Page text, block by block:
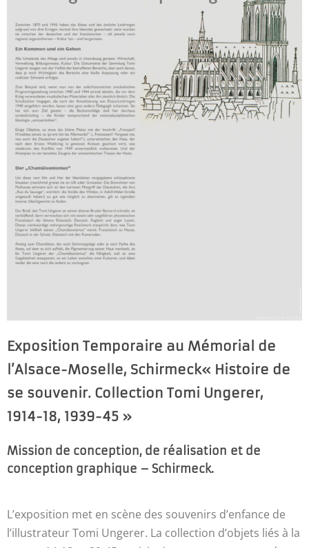
Exposition Temporaire au Mémorial de
l’Alsace-Moselle, Schirmeck« Histoire de
se souvenir. Collection Tomi Ungerer,
1914-18, 1939-45 »
Mission de conception, de réalisation et de
conception graphique – Schirmeck.
L’exposition met en scène des souvenirs d’enfance de
l’illustrateur Tomi Ungerer. La collection d’objets liés à la